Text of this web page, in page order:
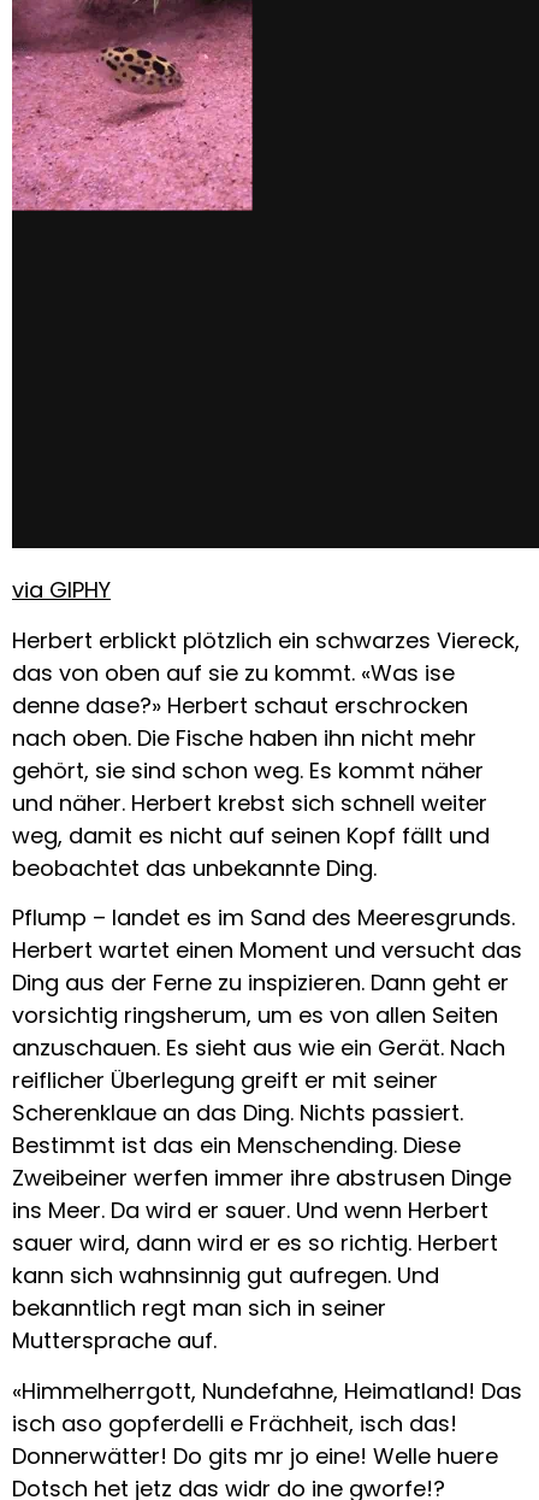
via GIPHY
Herbert erblickt plötzlich ein schwarzes Viereck,
das von oben auf sie zu kommt. «Was ise
denne dase?» Herbert schaut erschrocken
nach oben. Die Fische haben ihn nicht mehr
gehört, sie sind schon weg. Es kommt näher
und näher. Herbert krebst sich schnell weiter
weg, damit es nicht auf seinen Kopf fällt und
beobachtet das unbekannte Ding.
Pflump – landet es im Sand des Meeresgrunds.
Herbert wartet einen Moment und versucht das
Ding aus der Ferne zu inspizieren. Dann geht er
vorsichtig ringsherum, um es von allen Seiten
anzuschauen. Es sieht aus wie ein Gerät. Nach
reiflicher Überlegung greift er mit seiner
Scherenklaue an das Ding. Nichts passiert.
Bestimmt ist das ein Menschending. Diese
Zweibeiner werfen immer ihre abstrusen Dinge
ins Meer. Da wird er sauer. Und wenn Herbert
sauer wird, dann wird er es so richtig. Herbert
kann sich wahnsinnig gut aufregen. Und
bekanntlich regt man sich in seiner
Muttersprache auf.
«Himmelherrgott, Nundefahne, Heimatland! Das
isch aso gopferdelli e Frächheit, isch das!
Donnerwätter! Do gits mr jo eine! Welle huere
Dotsch het jetz das widr do ine gworfe!?